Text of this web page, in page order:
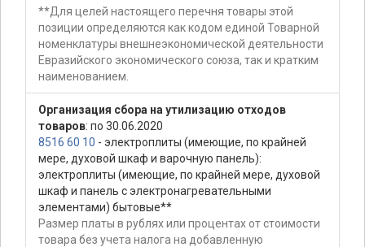
**Для целей настоящего перечня товары этой
позиции определяются как кодом единой Товарной
номенклатуры внешнеэкономической деятельности
Евразийского экономического союза, так и кратким
наименованием.
Организация сбора на утилизацию отходов
товаров: по 30.06.2020
8516 60 10 - электроплиты (имеющие, по крайней
мере, духовой шкаф и варочную панель):
электроплиты (имеющие, по крайней мере, духовой
шкаф и панель с электронагревательными
элементами) бытовые**
Размер платы в рублях или процентах от стоимости
товара без учета налога на добавленную